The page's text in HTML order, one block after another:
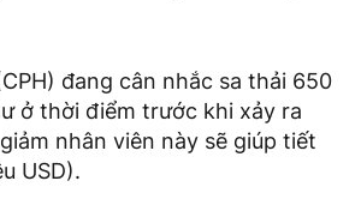
đang cân nhắc sa thải 650
ở thời điểm trước khi xảy ra
nhân viên này sẽ giúp tiết
USD).